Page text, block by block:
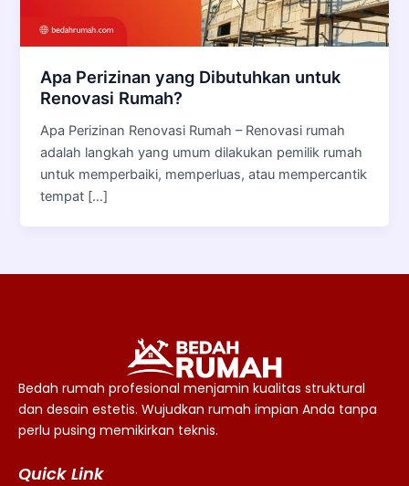
Apa Perizinan yang Dibutuhkan untuk
Renovasi Rumah?
Apa Perizinan Renovasi Rumah – Renovasi rumah
adalah langkah yang umum dilakukan pemilik rumah
untuk memperbaiki, memperluas, atau mempercantik
tempat […]
Bedah rumah profesional menjamin kualitas struktural
dan desain estetis. Wujudkan rumah impian Anda tanpa
perlu pusing memikirkan teknis.
Quick Link